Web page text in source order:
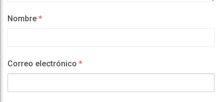
Nombre *
Correo electrónico *